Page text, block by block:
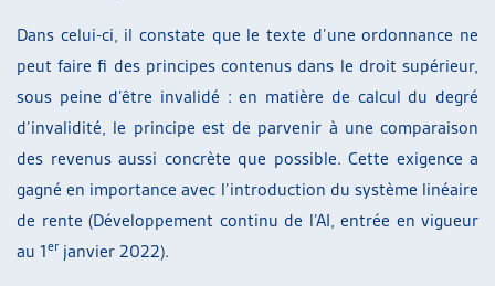
Dans celui-ci, il constate que le texte d’une ordonnance ne
peut faire fi des principes contenus dans le droit supérieur,
sous peine d’être invalidé : en matière de calcul du degré
d’invalidité, le principe est de parvenir à une comparaison
des revenus aussi concrète que possible. Cette exigence a
gagné en importance avec l’introduction du système linéaire
de rente (Développement continu de l’AI, entrée en vigueur
au 1erjanvier 2022).